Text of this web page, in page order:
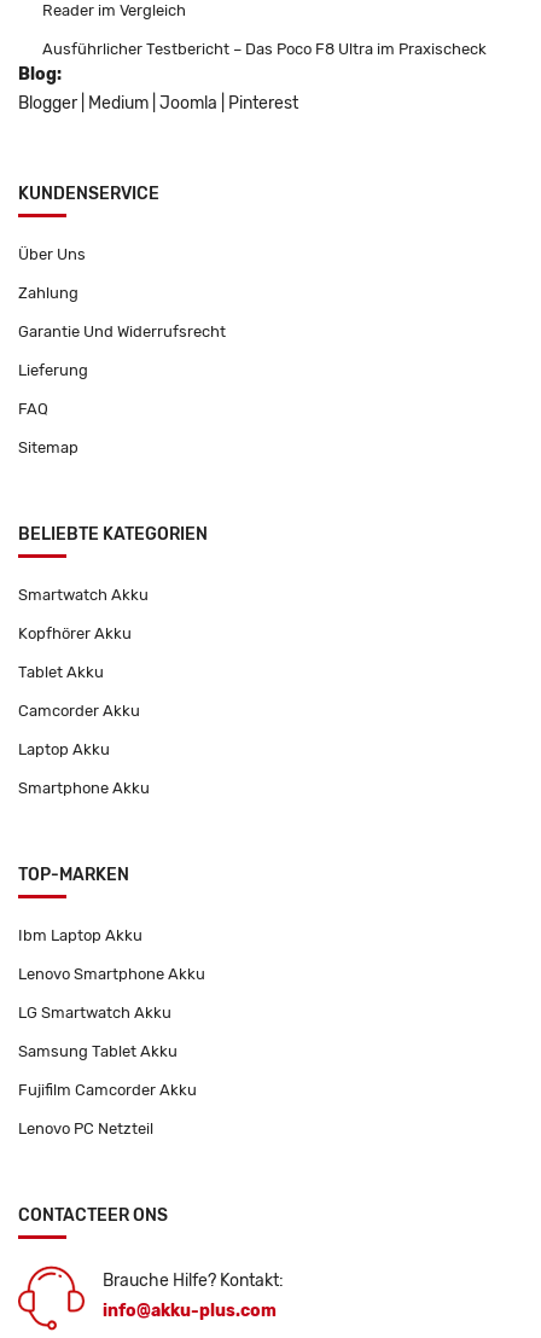
Reader im Vergleich
Ausführlicher Testbericht – Das Poco F8 Ultra im Praxischeck
Blog:
Blogger
Medium Joomla Pinterest
KUNDENSERVICE
Über Uns
Zahlung
Garantie Und Widerrufsrecht
Lieferung
FAQ
Sitemap
BELIEBTE KATEGORIEN
Smartwatch Akku
Kopfhörer Akku
Tablet Akku
Camcorder Akku
Laptop Akku
Smartphone Akku
TOP-MARKEN
Ibm Laptop Akku
Lenovo Smartphone Akku
LG Smartwatch Akku
Samsung Tablet Akku
Fujifilm Camcorder Akku
Lenovo PC Netzteil
CONTACTEER ONS
Brauche Hilfe? Kontakt:
info@akku-plus.com